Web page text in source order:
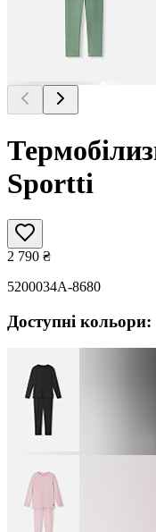
Sportti
2 790 ₴
5200034A-8680
Доступні кольори: